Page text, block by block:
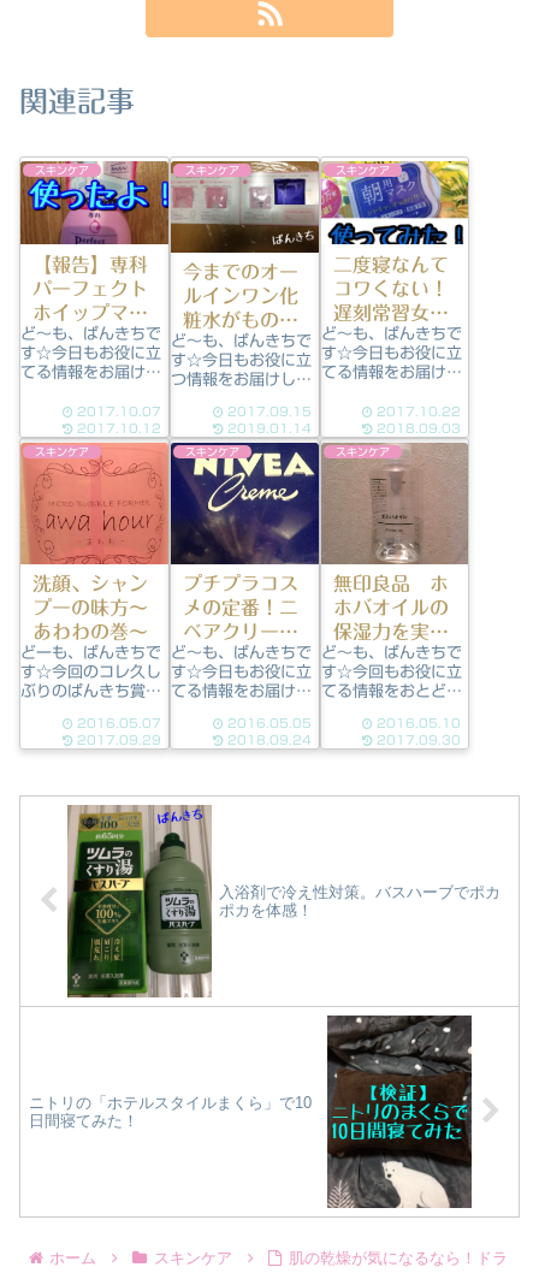
関連記事
スキンケア
【報告】専科
パーフェクト
ホイップマス
クを使った結
果！
ど～も、ぱんきちで
す☆今日もお役に立
てる情報をお届けし
【予告】通り、「専
科パーフェクトホイ
ップマスク」を使っ
た感想です！専科パ
ーフェクトホイップ
マスクを使おうとし
た理由職場でいつも
のように品出しをし
ていたら、なにやら
見慣れな...
2017.10.07
2017.10.12
スキンケア
今までのオー
ルインワン化
粧水がもの足
りないなら
「リサージ」
はどうです
か？サンプル
を試してみた
ら…
ど～も、ぱんきちで
す☆今日もお役に立
つ情報をお届けしま
ジ」のサンプルを使
った感想です。ぱん
きちの店にも「リサ
ージ」が導入された
わが店舗にも、新し
く「リサージ」なる
化粧品ブランドが導
入されたんですが。
あまり聞いたことが
ないブ...
2017.09.15
2019.01.14
スキンケア
二度寝なんて
コワくない！
遅刻常習女子
はサボリーノ
朝用マスクを
使うべし！
ど～も、ぱんきちで
す☆今日もお役に立
てる情報をお届けし
「サボリーノ 目ざ
まシート」です。サ
ボりーノ 目ざまシー
ト32枚posted
with カエレバスタ
イリングライフ
Amazonで探す楽天
市場で探すYahooシ
ョッピングで...
2017.10.22
2018.09.03
スキンケア
洗顔、シャン
プーの味方～
あわわの巻～
どーも、ぱんきちで
す☆今回のコレ久し
ぶりのぱんきち賞受
いコトは気にしない
でつかあさい） ド
hour あわわ、洗顔
の泡をつくるヤツで
す。「あ、これ新商
品ナビで見たぞ」ス
キンケアの基本は
洗...
2016.05.07
2017.09.29
スキンケア
プチプラコス
メの定番！ニ
ベアクリーム
青缶
ど～も、ぱんきちで
す☆今日もお役に立
てる情報をお届けし
「ニベアクリーム青
缶」です。 使うよう
だったからｗ結構
「YouTube」とか
「NAVER まとめ」
とかで目にしたし、
毎日商品みてます...
2016.05.05
2018.09.24
スキンケア
無印良品 ホ
ホバオイルの
保湿力を実感
した！
ど～も、ぱんきちで
す☆今回もお役に立
てる情報をおとどけ
ッグストアじゃ売っ
てないけど、「コレ
レンジング目...
2016.05.10
2017.09.30
入浴剤で冷え性対策。バスハーブでポカ
ポカを体感！
ニトリの「ホテルスタイルまくら」で10
日間寝てみた！
ホーム スキンケア 肌の乾燥が気になるなら！ドラ